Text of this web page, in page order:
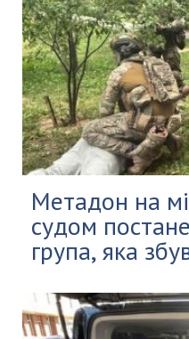
Метадон на
судом
група, яка